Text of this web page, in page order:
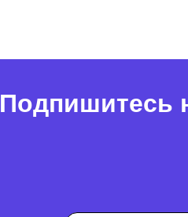
Подпишитесь